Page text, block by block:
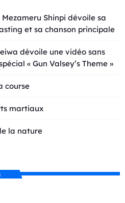
Shinpi dévoile sa
et sa chanson principale
dévoile une vidéo sans
« Gun Valsey’s Theme »
course
martiaux
la nature